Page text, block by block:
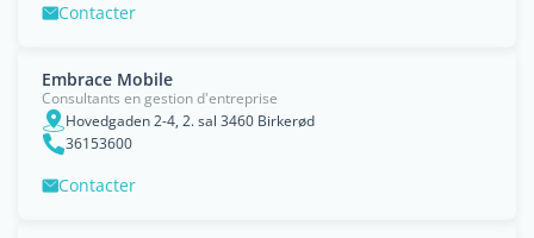
Contacter
Embrace Mobile
Consultants en gestion d'entreprise
Hovedgaden 2-4, 2. sal 3460 Birkerød
36153600
Contacter